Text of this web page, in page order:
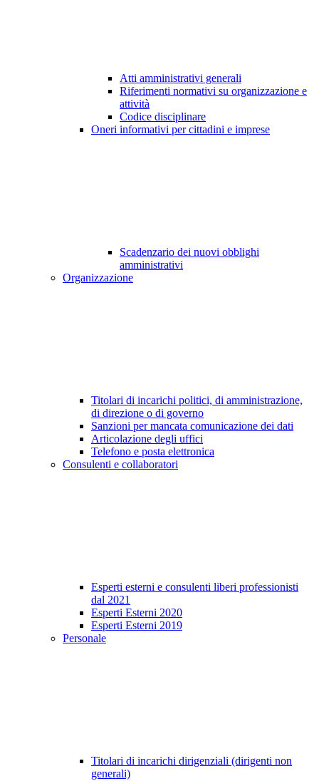
Atti amministrativi generali
Riferimenti normativi su organizzazione e
attività
Codice disciplinare
Oneri informativi per cittadini e imprese
Scadenzario dei nuovi obblighi
amministrativi
Organizzazione
Titolari di incarichi politici, di amministrazione,
di direzione o di governo
Sanzioni per mancata comunicazione dei dati
Articolazione degli uffici
Telefono e posta elettronica
Consulenti e collaboratori
Esperti esterni e consulenti liberi professionisti
dal 2021
Esperti Esterni 2020
Esperti Esterni 2019
Personale
Titolari di incarichi dirigenziali (dirigenti non
generali)